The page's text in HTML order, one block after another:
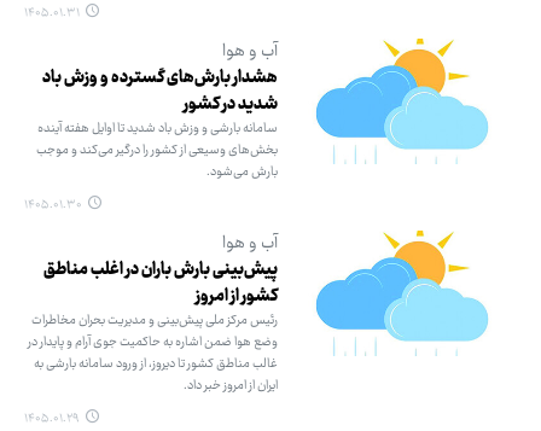
۱۴۰۵.۰۱.۳۱
آب و هوا
هشدار بارش‌های گسترده و وزش باد
شدید در کشور
سامانه بارشی و وزش باد شدید تا اوایل هفته آینده
بخش‌های وسیعی از کشور را درگیر می‌کند و موجب
بارش می‌شود.
۱۴۰۵.۰۱.۳۰
آب و هوا
پیش‌بینی بارش باران در اغلب مناطق
کشور از امروز
رئیس مرکز ملی پیش‌بینی و مدیریت بحران مخاطرات
وضع هوا ضمن اشاره به حاکمیت جوی آرام و پایدار در
غالب مناطق کشور تا دیروز، از ورود سامانه بارشی به
ایران از امروز خبر داد.
۱۴۰۵.۰۱.۲۹